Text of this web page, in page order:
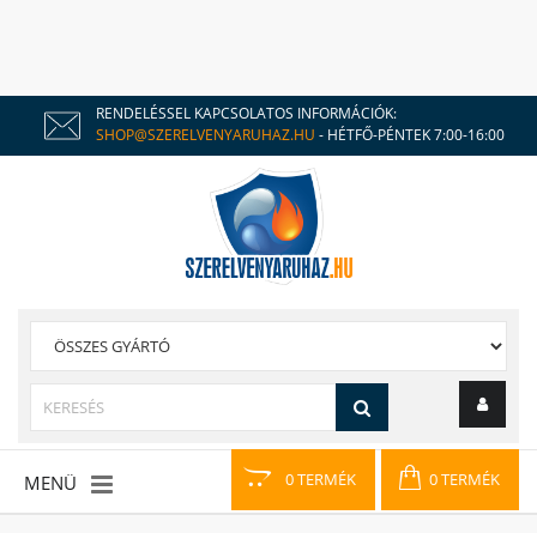
RENDELÉSSEL KAPCSOLATOS INFORMÁCIÓK:
SHOP@SZERELVENYARUHAZ.HU - HÉTFŐ-PÉNTEK 7:00-16:00
0 TERMÉK 0 TERMÉK
MENÜ